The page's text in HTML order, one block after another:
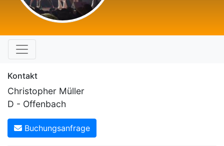
Kontakt
Christopher Müller
D - Offenbach
Buchungsanfrage